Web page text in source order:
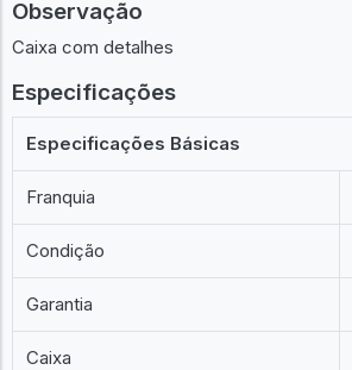
Observação
Caixa com detalhes
Especificações
Especificações Básicas
Franquia
Condição
Garantia
Caixa